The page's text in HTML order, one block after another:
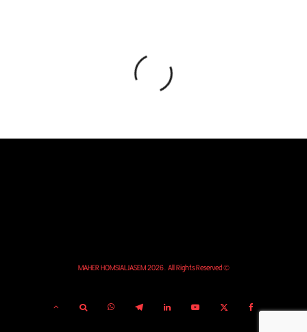
© MAHER HOMSIALJASEM 2026. All Rights Reserved